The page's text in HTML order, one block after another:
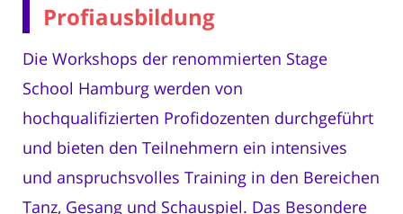
Profiausbildung
Die Workshops der renommierten Stage
School Hamburg werden von
hochqualifizierten Profidozenten durchgeführt
und bieten den Teilnehmern ein intensives
und anspruchsvolles Training in den Bereichen
Tanz, Gesang und Schauspiel. Das Besondere